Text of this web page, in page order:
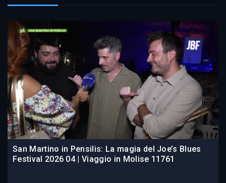
San Martino in Pensilis: La magia del Joe’s Blues
Festival 2026 04 | Viaggio in Molise 11761